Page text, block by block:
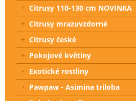
Citrusy 110-130 cm NOVINKA
Citrusy mrazuvzdorné
Citrusy české
Pokojové květiny
Exotické rostliny
Pawpaw - Asimina triloba